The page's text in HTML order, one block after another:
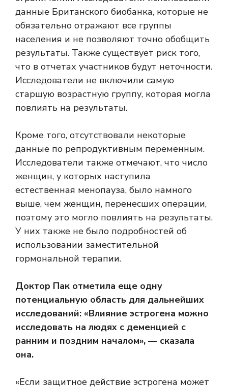
данные Британского биобанка, которые не
обязательно отражают все группы
населения и не позволяют точно обобщить
результаты. Также существует риск того,
что в отчетах участников будут неточности.
Исследователи не включили самую
старшую возрастную группу, которая могла
повлиять на результаты.
Кроме того, отсутствовали некоторые
данные по репродуктивным переменным.
Исследователи также отмечают, что число
женщин, у которых наступила
естественная менопауза, было намного
выше, чем женщин, перенесших операции,
поэтому это могло повлиять на результаты.
У них также не было подробностей об
использовании заместительной
гормональной терапии.
Доктор Пак отметила еще одну
потенциальную область для дальнейших
исследований: «Влияние эстрогена можно
исследовать на людях с деменцией с
ранним и поздним началом», — сказала
она.
«Если защитное действие эстрогена может